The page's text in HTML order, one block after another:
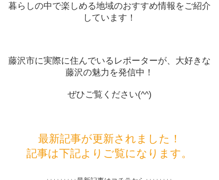
暮らしの中で楽しめる地域のおすすめ情報をご紹介
しています！
藤沢市に実際に住んでいるレポーターが、大好きな
藤沢の魅力を発信中！
ぜひご覧ください(^^)
最新記事が更新されました！
記事は下記よりご覧になります。